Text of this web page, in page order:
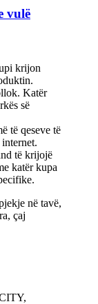
vulë
krijon
Katër
së
të qeseve të
të krijojë
katër kupa
në tavë,
çaj